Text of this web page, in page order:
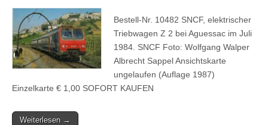
Bestell-Nr. 10482 SNCF, elektrischer
Triebwagen Z 2 bei Aguessac im Juli
1984. SNCF Foto: Wolfgang Walper
Albrecht Sappel Ansichtskarte
ungelaufen (Auflage 1987)
Einzelkarte € 1,00 SOFORT KAUFEN
Weiterlesen →